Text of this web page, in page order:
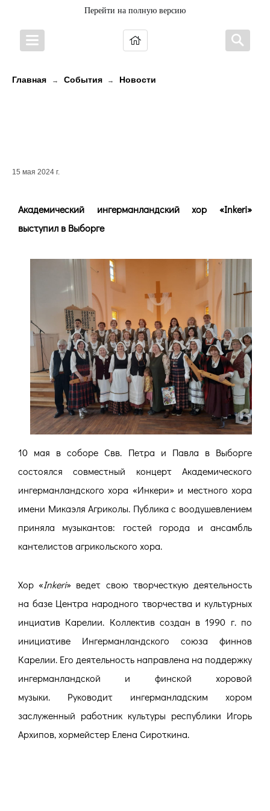
Перейти на полную версию
Главная → События → Новости
15 мая 2024 г.
Академический ингерманландский хор «Inkeri»
выступил в Выборге
10 мая в соборе Свв. Петра и Павла в Выборге
состоялся совместный концерт Академического
ингерманландского хора «Инкери» и местного хора
имени Микаэля Агриколы. Публика с воодушевлением
приняла музыкантов: гостей города и ансамбль
кантелистов агрикольского хора.
Хор «Inkeri» ведет свою творчесткую деятельность
на базе Центра народного творчества и культурных
инциатив Карелии. Коллектив создан в 1990 г. по
инициативе Ингерманландского союза финнов
Карелии. Его деятельность направлена на поддержку
ингерманландской и финской хоровой
музыки. Руководит ингерманладским хором
заслуженный работник культуры республики Игорь
Архипов, хормейстер Елена Сироткина.